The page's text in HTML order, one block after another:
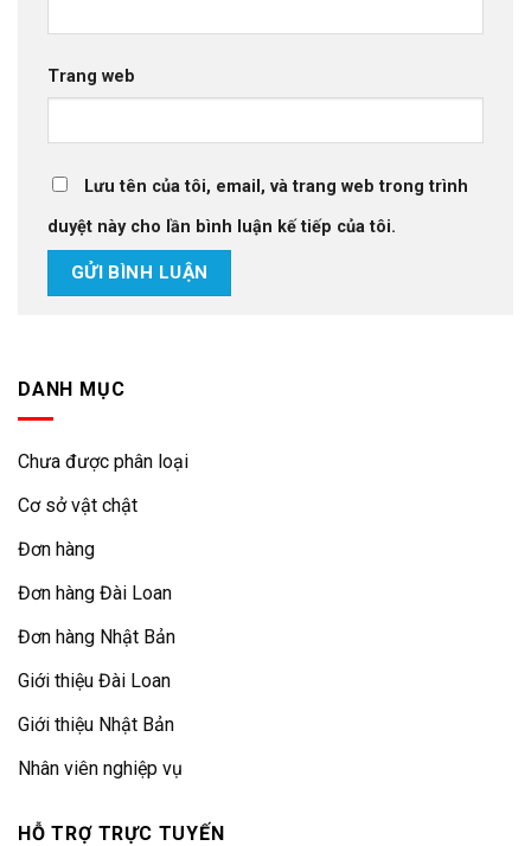
Trang web
Lưu tên của tôi, email, và trang web trong trình
duyệt này cho lần bình luận kế tiếp của tôi.
DANH MỤC
Chưa được phân loại
Cơ sở vật chật
Đơn hàng
Đơn hàng Đài Loan
Đơn hàng Nhật Bản
Giới thiệu Đài Loan
Giới thiệu Nhật Bản
Nhân viên nghiệp vụ
HỖ TRỢ TRỰC TUYẾN